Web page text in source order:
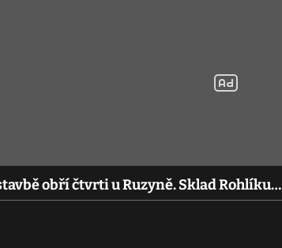
obří čtvrti u Ruzyně. Sklad Rohlíku…